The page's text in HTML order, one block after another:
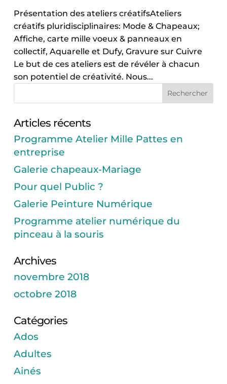
Présentation des ateliers créatifsAteliers
créatifs pluridisciplinaires: Mode & Chapeaux;
Affiche, carte mille voeux & panneaux en
collectif, Aquarelle et Dufy, Gravure sur Cuivre
Le but de ces ateliers est de révéler à chacun
son potentiel de créativité. Nous...
Articles récents
Programme Atelier Mille Pattes en
entreprise
Galerie chapeaux-Mariage
Pour quel Public ?
Galerie Peinture Numérique
Programme atelier numérique du
pinceau à la souris
Archives
novembre 2018
octobre 2018
Catégories
Ados
Adultes
Ainés